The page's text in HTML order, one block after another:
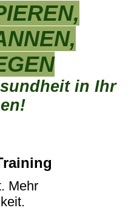
in Ihr
Mehr